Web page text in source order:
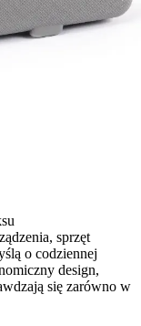
sprzęt
o codziennej
design,
się zarówno w